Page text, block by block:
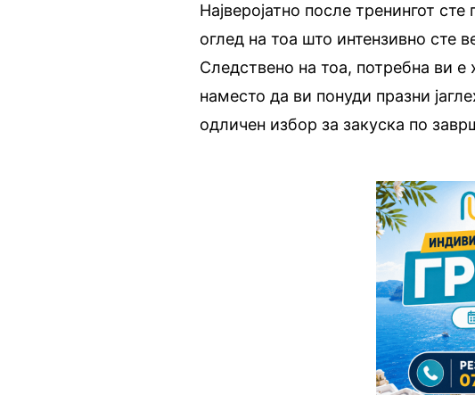
Најверојатно после тренингот
оглед на тоа што интензивно сте
Следствено на тоа, потребна ви е
наместо да ви понуди празни
одличен избор за закуска по